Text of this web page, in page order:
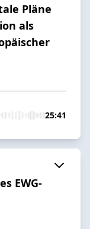
Pläne
als
25:41
EWG-